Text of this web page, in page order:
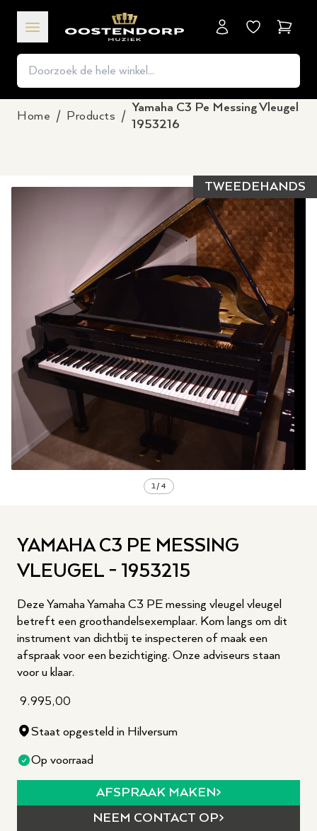
Home / Products /
Yamaha C3 Pe Messing Vleugel
1953216
TWEEDEHANDS
1/ 4
YAMAHA C3 PE MESSING
VLEUGEL - 1953215
Deze Yamaha Yamaha C3 PE messing vleugel vleugel
betreft een groothandelsexemplaar. Kom langs om dit
instrument van dichtbij te inspecteren of maak een
afspraak voor een bezichtiging. Onze adviseurs staan
voor u klaar.
9.995,00
Staat opgesteld in Hilversum
Op voorraad
AFSPRAAK MAKEN
NEEM CONTACT OP